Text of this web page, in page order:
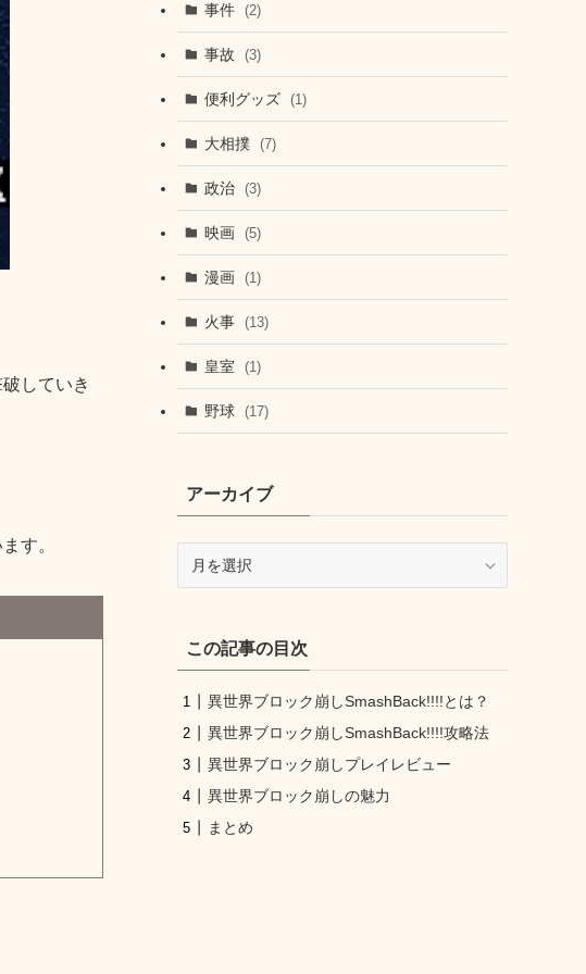
していき
す。
事件 (2)
事故 (3)
便利グッズ (1)
大相撲 (7)
政治 (3)
映画 (5)
漫画 (1)
火事 (13)
皇室 (1)
野球 (17)
アーカイブ
ブこの記事の目次
異世界ブロック崩しSmashBack!!!!とは？
異世界ブロック崩しSmashBack!!!!攻略法
異世界ブロック崩しプレイレビュー
異世界ブロック崩しの魅力
まとめ